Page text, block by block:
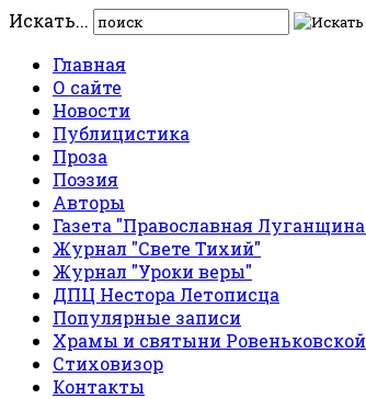
Искать...
Главная
О сайте
Новости
Публицистика
Проза
Поэзия
Авторы
Газета "Православная
Журнал "Свете Тихий"
Журнал "Уроки веры"
ДПЦ Нестора Летописца
Популярные записи
Храмы и святыни
Стиховизор
Контакты